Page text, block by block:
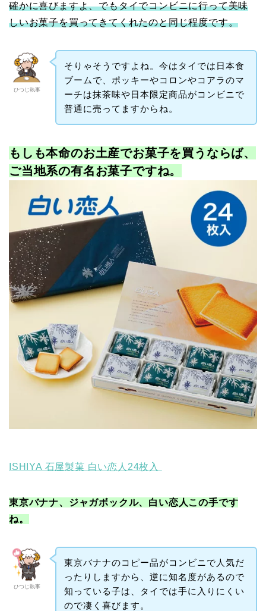
確かに喜びますよ、でもタイでコンビニに行って美味
しいお菓子を買ってきてくれたのと同じ程度です。
ひつじ執事
そりゃそうですよね。今はタイでは日本食
ブームで、ポッキーやコロンやコアラのマ
ーチは抹茶味や日本限定商品がコンビニで
普通に売ってますからね。
もしも本命のお土産でお菓子を買うならば、
ご当地系の有名お菓子ですね。
ISHIYA 石屋製菓 白い恋人24枚入
東京バナナ、ジャガボックル、白い恋人この手です
ね。
ひつじ執事
東京バナナのコピー品がコンビニで人気だ
ったりしますから、逆に知名度があるので
知っている子は、タイでは手に入りにくい
ので凄く喜びます。